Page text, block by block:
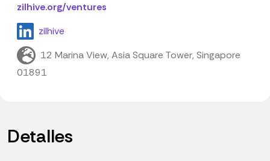
zilhive.org/ventures
zilhive
12 Marina View, Asia Square Tower, Singapore
01891
Detalles